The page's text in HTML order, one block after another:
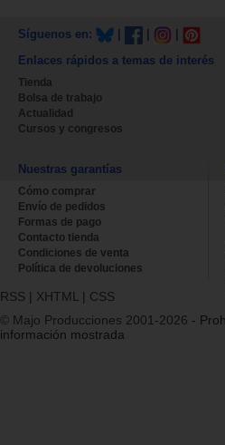
Síguenos en:
Enlaces rápidos a temas de interés
Tienda
Bolsa de trabajo
Actualidad
Cursos y congresos
Nuestras garantías
Cómo comprar
Envío de pedidos
Formas de pago
Contacto tienda
Condiciones de venta
Política de devoluciones
RSS | XHTML | CSS
© Majo Producciones 2001-2026 -
información mostrada